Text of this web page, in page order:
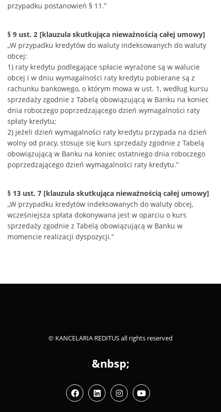
przypadku postanowień § 11.”
§ 9 ust. 2 [klauzula skutkująca nieważnością całej umowy]
„W przypadku kredytów do waluty indeksowanych do waluty
obcej:
1) raty kredytu podlegające spłacie wyrażone są w walucie
obcej i w dniu wymagalności raty kredytu pobierane są z
rachunku bankowego, o którym mowa w ust. 1, według kursu
sprzedaży zgodnie z Tabelą obowiązującą w Banku na koniec
dnia roboczego poprzedzającego dzień wymagalności raty
spłaty kredytu;
2) jeżeli dzień wymagalności raty kredytu przypada na dzień
wolny od pracy, stosuje się kurs sprzedaży zgodnie z Tabelą
obowiązującą w Banku na koniec ostatniego dnia roboczego
poprzedzającego dzień wymagalności raty kredytu.”
§ 13 ust. 7 [klauzula skutkująca nieważnością całej umowy]
„W przypadku kredytów indeksowanych do waluty obcej,
wcześniejsza spłata dokonywana jest w oparciu o kurs
sprzedaży zgodnie z Tabelą obowiązującą w Banku w
momencie realizacji dyspozycji.”
© KANCELARIA REDITUS all rights reserved
&nbsp;